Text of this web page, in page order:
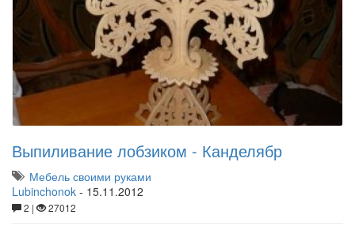
Выпиливание лобзиком - Канделябр
Мебель своими руками
Lubinchonok - 15.11.2012
2 | 27012